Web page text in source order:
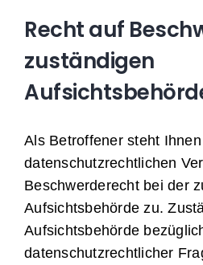
Recht auf
zuständigen
Als Betroffener steht
datenschutzrechtlichen
Beschwerderecht bei der
Aufsichtsbehörde zu.
Aufsichtsbehörde
datenschutzrechtlicher